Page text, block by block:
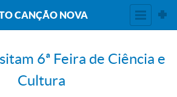
CANÇÃO NOVA
6ª Feira de Ciência e
Cultura